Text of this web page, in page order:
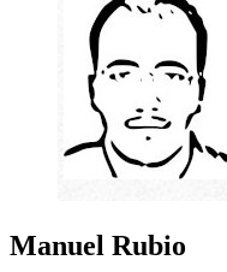
Manuel Rubio